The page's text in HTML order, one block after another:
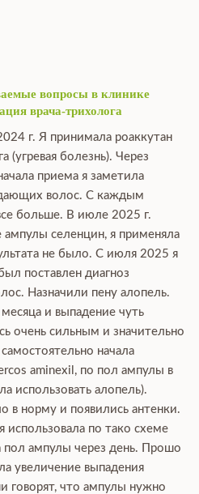
вопросы в клинике
врача-трихолога
г. Я принимала роаккутан
(угревая болезнь). Через
приема я заметила
волос. С каждым
больше. В июле 2025 г.
ампулы селенцин, я применяла
не было. С июля 2025 я
поставлен диагноз
Назначили пену алопель.
и выпадение чуть
очень сильным и значительно
начала
aminexil, по пол ампулы в
использовать алопель).
в норму и появились антенки.
использовала по тако схеме
пол ампулы через день. Прошо
увеличение выпадения
говорят, что ампулы нужно